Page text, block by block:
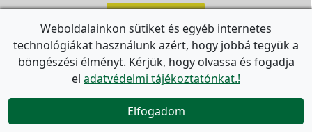
For the English Newsletter, clickHERE.

Weboldalainkon sütiket és egyéb internetes
technológiákat használunk azért, hogy jobbá tegyük a
böngészési élményt. Kérjük, hogy olvassa és fogadja
el adatvédelmi tájékoztatónkat.!
Elfogadom